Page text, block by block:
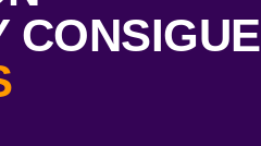
CONSIGUE